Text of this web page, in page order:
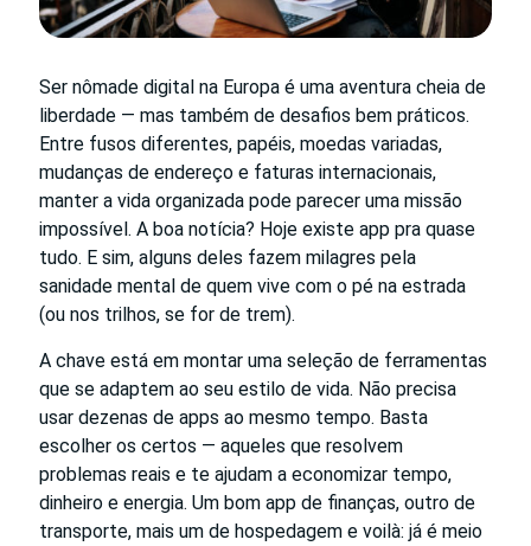
Ser nômade digital na Europa é uma aventura cheia de
liberdade — mas também de desafios bem práticos.
Entre fusos diferentes, papéis, moedas variadas,
mudanças de endereço e faturas internacionais,
manter a vida organizada pode parecer uma missão
impossível. A boa notícia? Hoje existe app pra quase
tudo. E sim, alguns deles fazem milagres pela
sanidade mental de quem vive com o pé na estrada
(ou nos trilhos, se for de trem).
A chave está em montar uma seleção de ferramentas
que se adaptem ao seu estilo de vida. Não precisa
usar dezenas de apps ao mesmo tempo. Basta
escolher os certos — aqueles que resolvem
problemas reais e te ajudam a economizar tempo,
dinheiro e energia. Um bom app de finanças, outro de
transporte, mais um de hospedagem e voilà: já é meio